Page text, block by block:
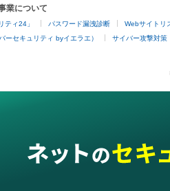
業について
ティ24」 パスワード漏洩診断 Webサイトリ
ーセキュリティ byイエラエ） サイバー攻撃対策